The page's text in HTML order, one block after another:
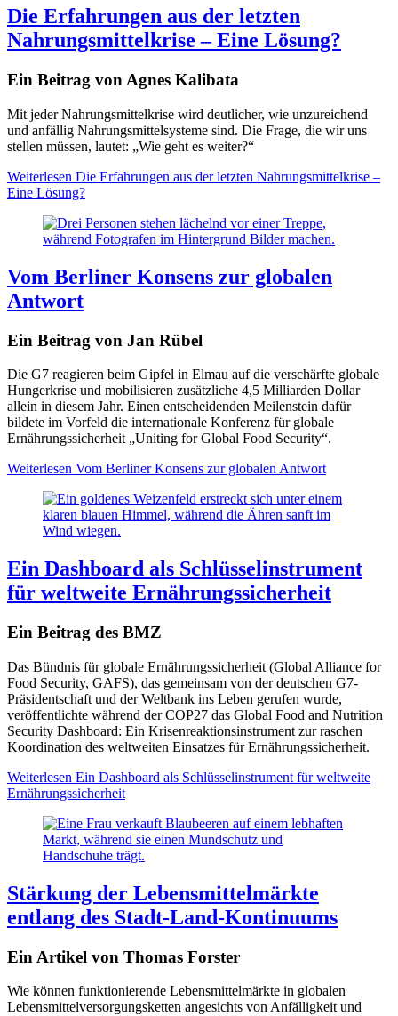
Die Erfahrungen aus der letzten
Nahrungsmittelkrise – Eine Lösung?
Ein Beitrag von Agnes Kalibata
Mit jeder Nahrungsmittelkrise wird deutlicher, wie unzureichend
und anfällig Nahrungsmittelsysteme sind. Die Frage, die wir uns
stellen müssen, lautet: „Wie geht es weiter?“
Weiterlesen Die Erfahrungen aus der letzten Nahrungsmittelkrise –
Eine Lösung?
Vom Berliner Konsens zur globalen
Antwort
Ein Beitrag von Jan Rübel
Die G7 reagieren beim Gipfel in Elmau auf die verschärfte globale
Hungerkrise und mobilisieren zusätzliche 4,5 Milliarden Dollar
allein in diesem Jahr. Einen entscheidenden Meilenstein dafür
bildete im Vorfeld die internationale Konferenz für globale
Ernährungssicherheit „Uniting for Global Food Security“.
Weiterlesen Vom Berliner Konsens zur globalen Antwort
Ein Dashboard als Schlüsselinstrument
für weltweite Ernährungssicherheit
Ein Beitrag des BMZ
Das Bündnis für globale Ernährungssicherheit (Global Alliance for
Food Security, GAFS), das gemeinsam von der deutschen G7-
Präsidentschaft und der Weltbank ins Leben gerufen wurde,
veröffentlichte während der COP27 das Global Food and Nutrition
Security Dashboard: Ein Krisenreaktionsinstrument zur raschen
Koordination des weltweiten Einsatzes für Ernährungssicherheit.
Weiterlesen Ein Dashboard als Schlüsselinstrument für weltweite
Ernährungssicherheit
Stärkung der Lebensmittelmärkte
entlang des Stadt-Land-Kontinuums
Ein Artikel von Thomas Forster
Wie können funktionierende Lebensmittelmärkte in globalen
Lebensmittelversorgungsketten angesichts von Anfälligkeit und